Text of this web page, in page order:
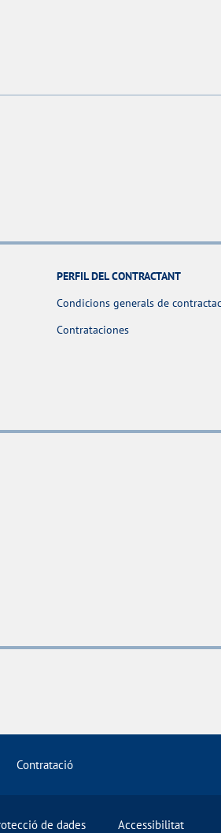
PERFIL DEL CONTRACTANT
Condicions generals de
Contrataciones
Contratació
de dades Accessibilitat